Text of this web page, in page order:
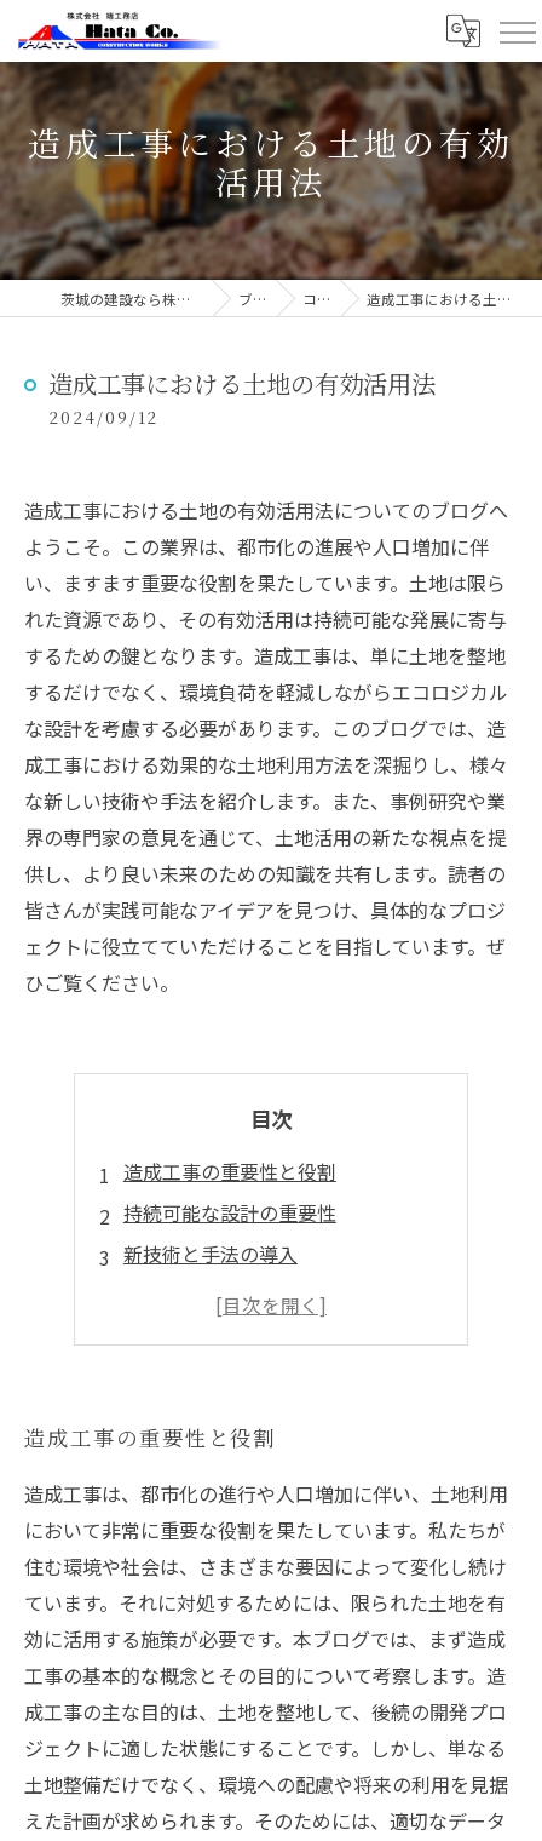
造成工事における土地の有効
活用法
茨城の建設なら株式会社端工務店 ブログ コラム 造成工事における土地の有効活用法
造成工事における土地の有効活用法
2024/09/12
造成工事における土地の有効活用法についてのブログへ
ようこそ。この業界は、都市化の進展や人口増加に伴
い、ますます重要な役割を果たしています。土地は限ら
れた資源であり、その有効活用は持続可能な発展に寄与
するための鍵となります。造成工事は、単に土地を整地
するだけでなく、環境負荷を軽減しながらエコロジカル
な設計を考慮する必要があります。このブログでは、造
成工事における効果的な土地利用方法を深掘りし、様々
な新しい技術や手法を紹介します。また、事例研究や業
界の専門家の意見を通じて、土地活用の新たな視点を提
供し、より良い未来のための知識を共有します。読者の
皆さんが実践可能なアイデアを見つけ、具体的なプロジ
ェクトに役立てていただけることを目指しています。ぜ
ひご覧ください。
目次
造成工事の重要性と役割
持続可能な設計の重要性
新技術と手法の導入
成功事例から学ぶ
造成工事の重要性と役割
造成工事は、都市化の進行や人口増加に伴い、土地利用
において非常に重要な役割を果たしています。私たちが
住む環境や社会は、さまざまな要因によって変化し続け
ています。それに対処するためには、限られた土地を有
効に活用する施策が必要です。本ブログでは、まず造成
工事の基本的な概念とその目的について考察します。造
成工事の主な目的は、土地を整地して、後続の開発プロ
ジェクトに適した状態にすることです。しかし、単なる
土地整備だけでなく、環境への配慮や将来の利用を見据
えた計画が求められます。そのためには、適切なデータ